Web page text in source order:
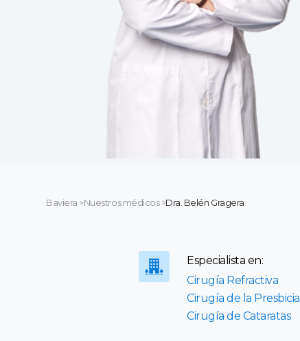
Baviera >Nuestros médicos>Dra. Belén Gragera
Especialista en:
Cirugía Refractiva
Cirugía de la Presbicia
Cirugía de Cataratas